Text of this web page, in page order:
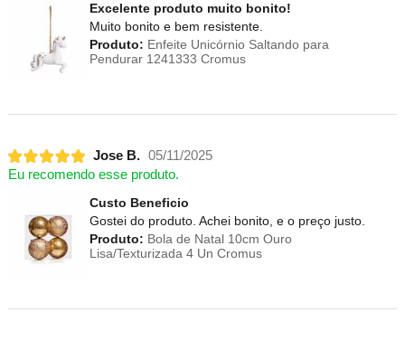
Excelente produto muito bonito!
Muito bonito e bem resistente.
Produto: Enfeite Unicórnio Saltando para
Pendurar 1241333 Cromus
Jose B. 05/11/2025
Eu recomendo esse produto.
Custo Beneficio
Gostei do produto. Achei bonito, e o preço justo.
Produto: Bola de Natal 10cm Ouro
Lisa/Texturizada 4 Un Cromus